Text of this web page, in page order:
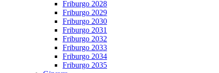
Friburgo 2028
Friburgo 2029
Friburgo 2030
Friburgo 2031
Friburgo 2032
Friburgo 2033
Friburgo 2034
Friburgo 2035